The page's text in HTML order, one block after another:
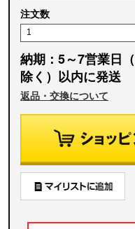
注文数
納期：5～7営業日
除く）以内に発送
返品・交換について